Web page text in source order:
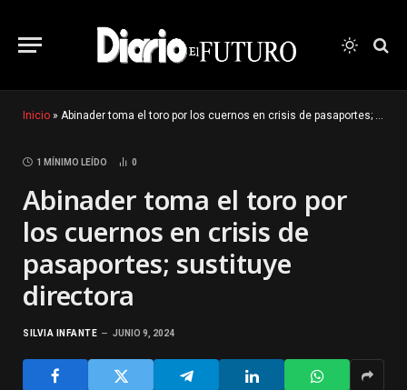
Inicio » Abinader toma el toro por los cuernos en crisis de pasaportes; sustituye directora
1 MÍNIMO LEÍDO 0
Abinader toma el toro por
los cuernos en crisis de
pasaportes; sustituye
directora
SILVIA INFANTE JUNIO 9, 2024